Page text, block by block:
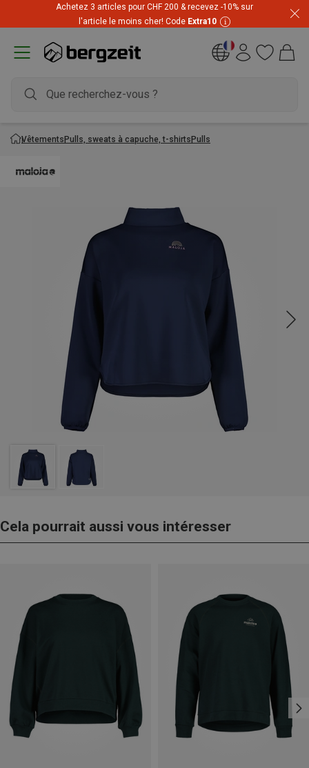
Prix imbattables ! Jusqu'à -60 % pendant les soldes d'été
Achetez 3 articles pour CHF 200 & recevez -10% sur
l'article le moins cher! Code Extra10
VêtementsPulls, sweats à capuche, t-shirtsPulls
Cela pourrait aussi vous intéresser